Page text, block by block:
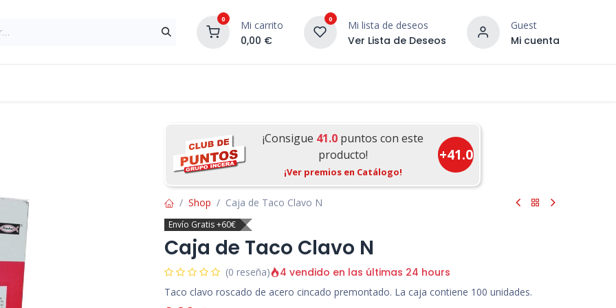
0 Mi carrito
0,00 €
0 Mi lista de deseos
Ver Lista de Deseos
Guest
Mi cuenta
¡DESCUBRE NUESTRO
¡Consigue 41.0 puntos con este
producto!
¡Ver premios en Catálogo!
+41.0
Shop Caja de Taco Clavo N
Envío Gratis +60€
Caja de Taco Clavo N
(0 reseña) 4 vendido en las últimas 24 hours
Taco clavo roscado de acero cincado premontado. La caja contiene 100 unidades.